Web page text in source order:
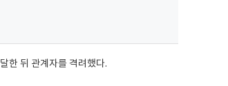
한 뒤 관계자를 격려했다.